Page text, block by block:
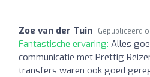
Zoe van der Tuin Gepubliceerd
Fantastische ervaring: Alles
communicatie met Prettig
transfers waren ook goed